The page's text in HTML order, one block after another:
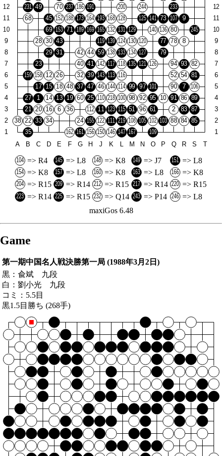
=> R4 => L8 => K8 => J7
=> L8
=> K8
=> L8 => K8 => L8
=> K8
=> R15
=> R14 => R15 => R14
=> R15
=> R14
=> R15 => Q14 => P14
=> L8
maxiGos 6.48
Game
第一期中国名人戦決勝第一局 (1988年3月2日)
黒： 兪斌 九段
白： 劉小光 九段
コミ： 5.5目
黒1.5目勝ち (268手)